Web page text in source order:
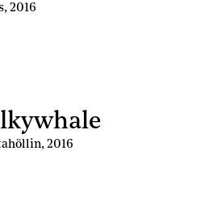
,2016
,2016